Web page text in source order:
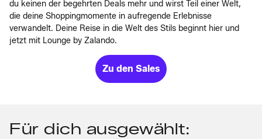
du keinen der begehrten Deals mehr und wirst Teil einer Welt,
die deine Shoppingmomente in aufregende Erlebnisse
verwandelt. Deine Reise in die Welt des Stils beginnt hier und
jetzt mit Lounge by Zalando.
Zu den Sales
Für dich ausgewählt: